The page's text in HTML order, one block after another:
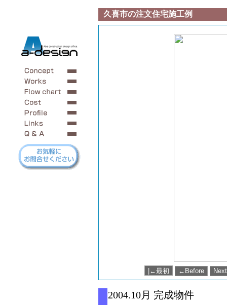
久喜市の注文住宅施工例
2004.10月 完成物件